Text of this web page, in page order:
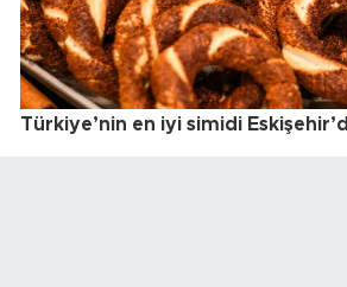
Türkiye’nin en iyi simidi